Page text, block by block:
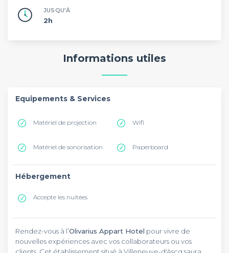
JUSQU'À
2h
Informations utiles
Equipements & Services
Matériel de projection Wifi
Matériel de sonorisation Paperboard
Hébergement
Accepte les nuitées
Rendez-vous à l’Olivarius Appart Hotel pour vivre de
nouvelles expériences avec vos collaborateurs ou vos
clients. Cet établissement situé à Villeneuve-d'Ascq saura